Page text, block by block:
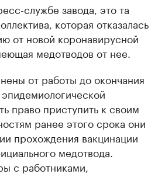
службе завода, это та
которая отказалась
от новой коронавирусной
медотводов от нее.
от работы до окончания
право приступить к своим
ранее этого срока они
прохождения вакцинации
медотвода.
с работниками,